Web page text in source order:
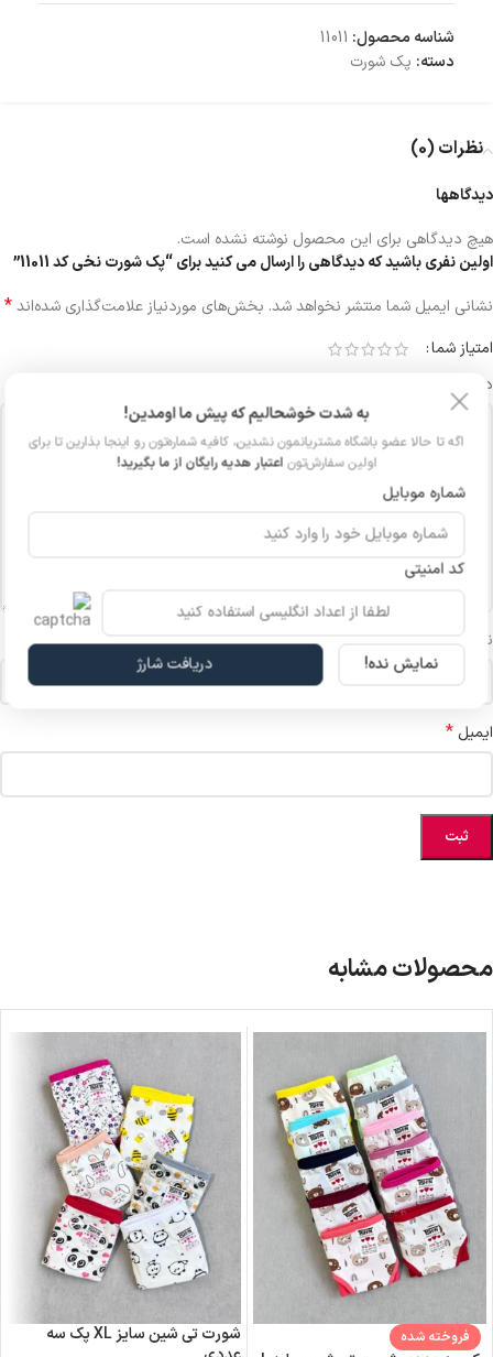
شناسه محصول: 11011
دسته: پک شورت
نظرات (0)
دیدگاهها
هیچ دیدگاهی برای این محصول نوشته نشده است.
اولین نفری باشید که دیدگاهی را ارسال می کنید برای “پک شورت نخی کد 11011”
نشانی ایمیل شما منتشر نخواهد شد. بخش‌های موردنیاز علامت‌گذاری شده‌اند*
امتیاز شما
دیدگاه شما
نام
ایمیل *
محصولات مشابه
فروخته شده
شورت تی شین سایز XL پک سه
به شدت خوشحالیم که پیش ما اومدین!
اگه تا حالا عضو باشگاه مشتریانمون نشدین، کافیه شماره‌تون رو اینجا بذارین تا برای
اولین سفارش‌تون اعتبار هدیه رایگان از ما بگیرید!
شماره موبایل
کد امنیتی
نمایش نده! دریافت شارژ